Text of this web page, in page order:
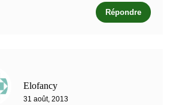
Répondre
Elofancy
31 août, 2013